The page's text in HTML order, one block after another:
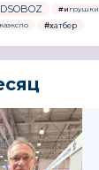
#игрушки
#хатбер